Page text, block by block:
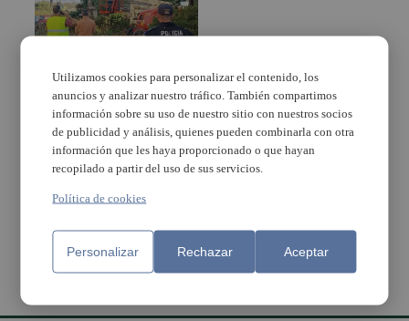
Meliana llega a un
acuerdo con FGV y
demuele una caseta
abandonada utilizada
por ocupas y que
albergaba material
robado
Utilizamos cookies para personalizar el contenido, los
anuncios y analizar nuestro tráfico. También compartimos
información sobre su uso de nuestro sitio con nuestros socios
de publicidad y análisis, quienes pueden combinarla con otra
información que les haya proporcionado o que hayan
recopilado a partir del uso de sus servicios.
Política de cookies
Personalizar Rechazar Aceptar